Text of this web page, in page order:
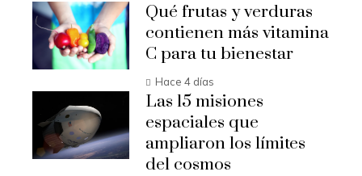
Qué frutas y verduras
contienen más vitamina
C para tu bienestar
Hace 4 días
Las 15 misiones
espaciales que
ampliaron los límites
del cosmos